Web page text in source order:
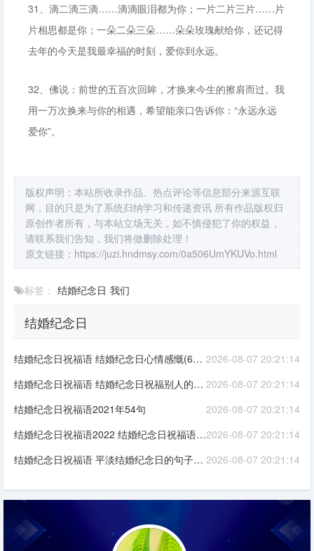
31、滴二滴三滴……滴滴眼泪都为你；一片二片三片……片
片相思都是你；一朵二朵三朵……朵朵玫瑰献给你，还记得
去年的今天是我最幸福的时刻，爱你到永远。
32、佛说：前世的五百次回眸，才换来今生的擦肩而过。我
用一万次换来与你的相遇，希望能亲口告诉你：“永远永远
爱你”。
版权声明：本站所收录作品、热点评论等信息部分来源互联
网，目的只是为了系统归纳学习和传递资讯 所有作品版权归
原创作者所有，与本站立场无关，如不慎侵犯了你的权益，
请联系我们告知，我们将做删除处理！
原文链接： https://juzi.hndmsy.com/0a506UmYKUVo.html
标签： 结婚纪念日 我们
结婚纪念日
2026-08-07 20:21:14
结婚纪念日祝福语 结婚纪念日心情感慨(63句)
2026-08-07 20:21:14
结婚纪念日祝福语 结婚纪念日祝福别人的话(精选72句)
2026-08-07 20:21:14
结婚纪念日祝福语2021年54句
2026-08-07 20:21:14
结婚纪念日祝福语2022 结婚纪念日祝福语送朋友(精选30句)
2026-08-07 20:21:14
结婚纪念日祝福语 平淡结婚纪念日的句子(精选65句)